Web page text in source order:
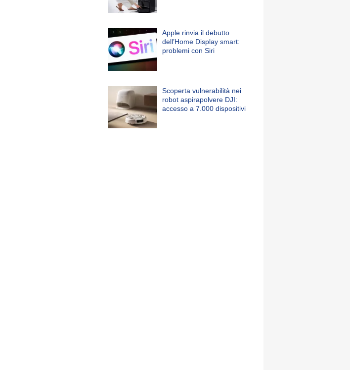
Apple rinvia il debutto
dell’Home Display smart:
problemi con Siri
Scoperta vulnerabilità nei
robot aspirapolvere DJI:
accesso a 7.000 dispositivi